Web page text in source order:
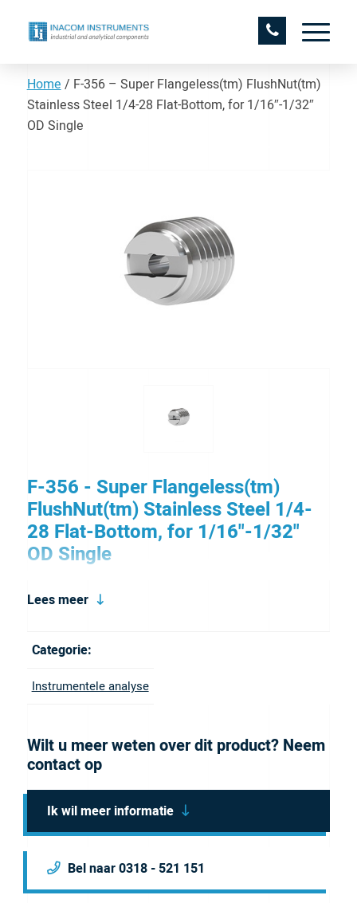
Home / F-356 – Super Flangeless(tm) FlushNut(tm)
Stainless Steel 1/4-28 Flat-Bottom, for 1/16″-1/32″
OD Single
F-356 - Super Flangeless(tm)
FlushNut(tm) Stainless Steel 1/4-
28 Flat-Bottom, for 1/16"-1/32"
OD Single
This Stainless Steel Super Flangeless FlushNut
hold tight even during vibration and delivers the
we offer. FlushNuts offers the answer for those tight-
with each other. It has a 1/4-28 Flat-Bottom port
configuration and is for 1/16″ and 1/32″ OD tubing. It
comes as single and in a 10 pack.Brochure
Lees meer
Categorie:
Instrumentele analyse
Wilt u meer weten over dit product? Neem
contact op
Ik wil meer informatie
Bel naar 0318 - 521 151